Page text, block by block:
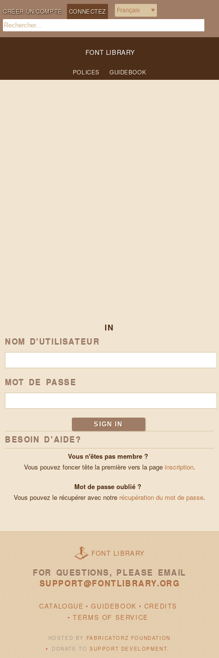
CRÉER UN COMPTE CONNECTEZ
FONT LIBRARY
POLICES GUIDEBOOK
IN
NOM D'UTILISATEUR
MOT DE PASSE
BESOIN D'AIDE?
Vous n'êtes pas membre ?
Vous pouvez foncer tête la première vers la page inscription.
Mot de passe oublié ?
Vous pouvez le récupérer avec notre récupération du mot de passe.
FONT LIBRARY
FOR QUESTIONS, PLEASE EMAIL
SUPPORT@FONTLIBRARY.ORG
CATALOGUE GUIDEBOOK
CREDITS
TERMS OF SERVICE
HOSTED BY FABRICATORZ FOUNDATION .
DONATE TO SUPPORT DEVELOPMENT.